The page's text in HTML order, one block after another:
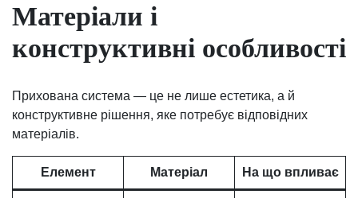
Матеріали і
конструктивні особливості
Прихована система — це не лише естетика, а й
конструктивне рішення, яке потребує відповідних
матеріалів.
Елемент Матеріал На що впливає